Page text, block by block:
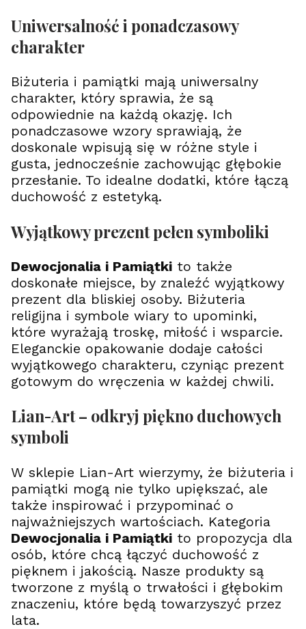
Uniwersalność i ponadczasowy
charakter
Biżuteria i pamiątki mają uniwersalny
charakter, który sprawia, że są
odpowiednie na każdą okazję. Ich
ponadczasowe wzory sprawiają, że
doskonale wpisują się w różne style i
gusta, jednocześnie zachowując głębokie
przesłanie. To idealne dodatki, które łączą
duchowość z estetyką.
Wyjątkowy prezent pełen symboliki
Dewocjonalia i Pamiątki to także
doskonałe miejsce, by znaleźć wyjątkowy
prezent dla bliskiej osoby. Biżuteria
religijna i symbole wiary to upominki,
które wyrażają troskę, miłość i wsparcie.
Eleganckie opakowanie dodaje całości
wyjątkowego charakteru, czyniąc prezent
gotowym do wręczenia w każdej chwili.
Lian-Art – odkryj piękno duchowych
symboli
W sklepie Lian-Art wierzymy, że biżuteria i
pamiątki mogą nie tylko upiększać, ale
także inspirować i przypominać o
najważniejszych wartościach. Kategoria
Dewocjonalia i Pamiątki to propozycja dla
osób, które chcą łączyć duchowość z
pięknem i jakością. Nasze produkty są
tworzone z myślą o trwałości i głębokim
znaczeniu, które będą towarzyszyć przez
lata.